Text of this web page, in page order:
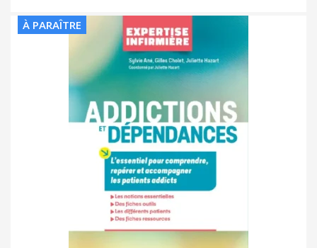
À PARAÎTRE